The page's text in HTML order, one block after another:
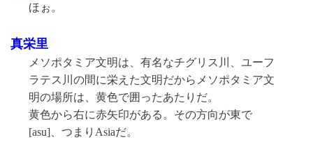
ほぉ。
真栄里
メソポタミア文明は、有名なチグリス川、ユーフ
ラテス川の間に栄えた文明だからメソポタミア文
明の場所は、黄色で囲ったあたりだ。
黄色から右に赤矢印がある。その方向が東で
[asu]、つまりAsiaだ。